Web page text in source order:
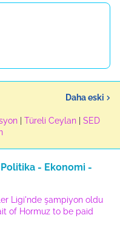
Daha eski
Türeli Ceylan
SED
- Ekonomi -
Ligi'nde şampiyon oldu
of Hormuz to be paid